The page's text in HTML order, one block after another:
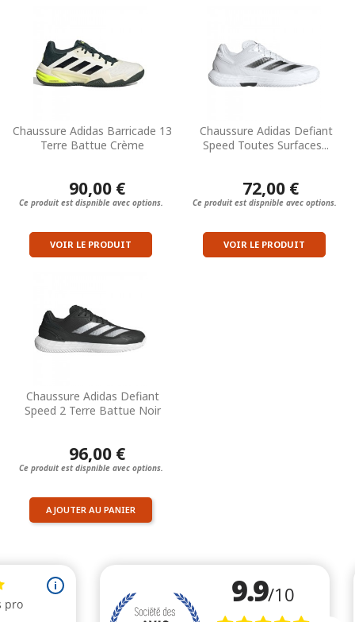
Chaussure Adidas Barricade 13
Terre Battue Crème
90,00 €
Ce produit est dispnible avec options.
VOIR LE PRODUIT
Chaussure Adidas Defiant
Speed Toutes Surfaces...
72,00 €
Ce produit est dispnible avec options.
VOIR LE PRODUIT
Chaussure Adidas Defiant
Speed 2 Terre Battue Noir
96,00 €
Ce produit est dispnible avec options.
AJOUTER AU PANIER